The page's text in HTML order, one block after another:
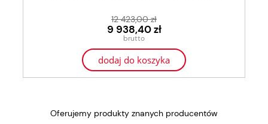
12 423,00 zł
9 938,40 zł
dodaj do koszyka
Oferujemy produkty znanych producentów